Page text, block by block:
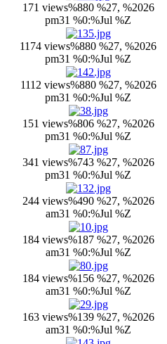
171 views%880 %27, %2026
pm31 %0:%Jul %Z
1174 views%880 %27, %2026
pm31 %0:%Jul %Z
1112 views%880 %27, %2026
pm31 %0:%Jul %Z
151 views%806 %27, %2026
pm31 %0:%Jul %Z
341 views%743 %27, %2026
pm31 %0:%Jul %Z
244 views%490 %27, %2026
am31 %0:%Jul %Z
184 views%187 %27, %2026
am31 %0:%Jul %Z
184 views%156 %27, %2026
am31 %0:%Jul %Z
163 views%139 %27, %2026
am31 %0:%Jul %Z